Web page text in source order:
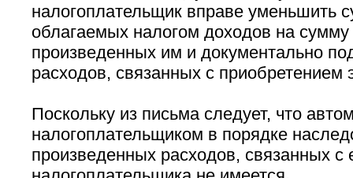
налогоплательщик вправе уменьшить
облагаемых налогом доходов на сумму
произведенных им и документально
расходов, связанных с приобретением
Поскольку из письма следует, что
налогоплательщиком в порядке
произведенных расходов, связанных с